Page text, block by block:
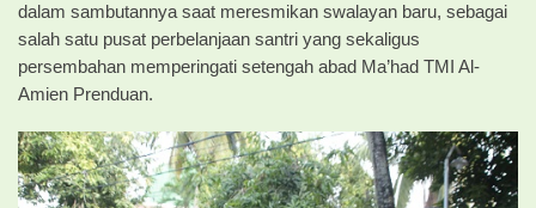
dalam sambutannya saat meresmikan swalayan baru, sebagai
salah satu pusat perbelanjaan santri yang sekaligus
persembahan memperingati setengah abad Ma’had TMI Al-
Amien Prenduan.